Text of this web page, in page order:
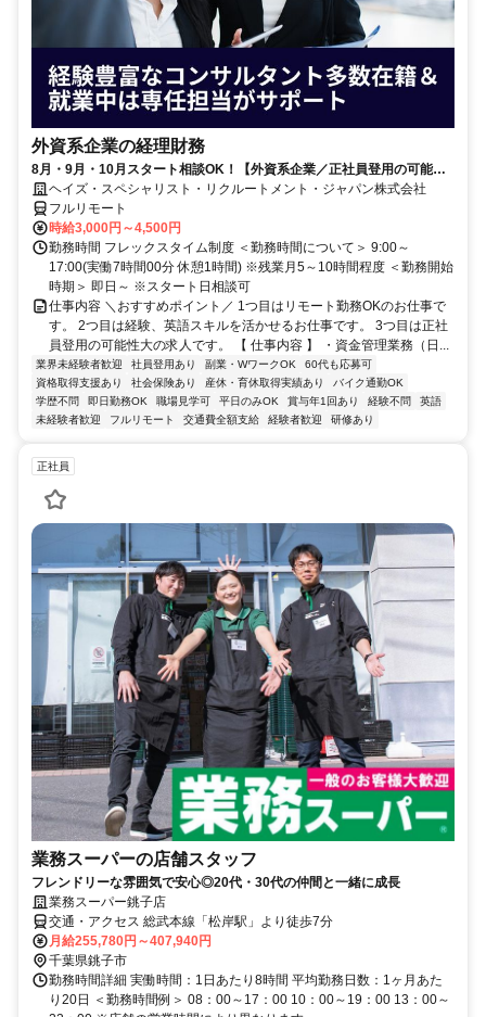
外資系企業の経理財務
8月・9月・10月スタート相談OK！【外資系企業／正社員登用の可能性
大／700万～800万／リモート勤務OK】経理財務
ヘイズ・スペシャリスト・リクルートメント・ジャパン株式会社
フルリモート
時給3,000円～4,500円
勤務時間 フレックスタイム制度 ＜勤務時間について＞ 9:00～
17:00(実働7時間00分 休憩1時間) ※残業月5～10時間程度 ＜勤務開始
時期＞ 即日～ ※スタート日相談可
仕事内容 ＼おすすめポイント／ 1つ目はリモート勤務OKのお仕事で
す。 2つ目は経験、英語スキルを活かせるお仕事です。 3つ目は正社
員登用の可能性大の求人です。 【 仕事内容 】 ・資金管理業務（日...
業界未経験者歓迎 社員登用あり 副業・WワークOK
60代も応募可
資格取得支援あり
社会保険あり 産休・育休取得実績あり
バイク通勤OK
学歴不問
即日勤務OK 職場見学可 平日のみOK 賞与年1回あり 経験不問
英語
未経験者歓迎
フルリモート 交通費全額支給 経験者歓迎 研修あり
正社員
業務スーパーの店舗スタッフ
フレンドリーな雰囲気で安心◎20代・30代の仲間と一緒に成長
業務スーパー銚子店
交通・アクセス 総武本線「松岸駅」より徒歩7分
月給255,780円～407,940円
千葉県銚子市
勤務時間詳細 実働時間：1日あたり8時間 平均勤務日数：1ヶ月あた
り20日 ＜勤務時間例＞ 08：00～17：00 10：00～19：00 13：00～